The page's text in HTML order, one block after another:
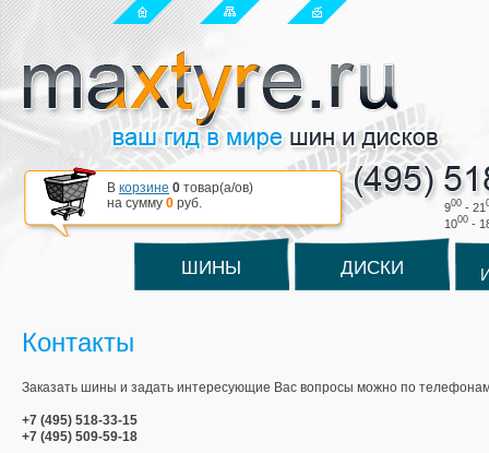
900 - 21
1000 -
В корзине 0 товар(a/ов)
на сумму 0 руб.
ШИНЫ ДИСКИ
Контакты
Заказать шины и задать интересующие Вас вопросы можно по
+7 (495) 518-33-15
+7 (495) 509-59-18